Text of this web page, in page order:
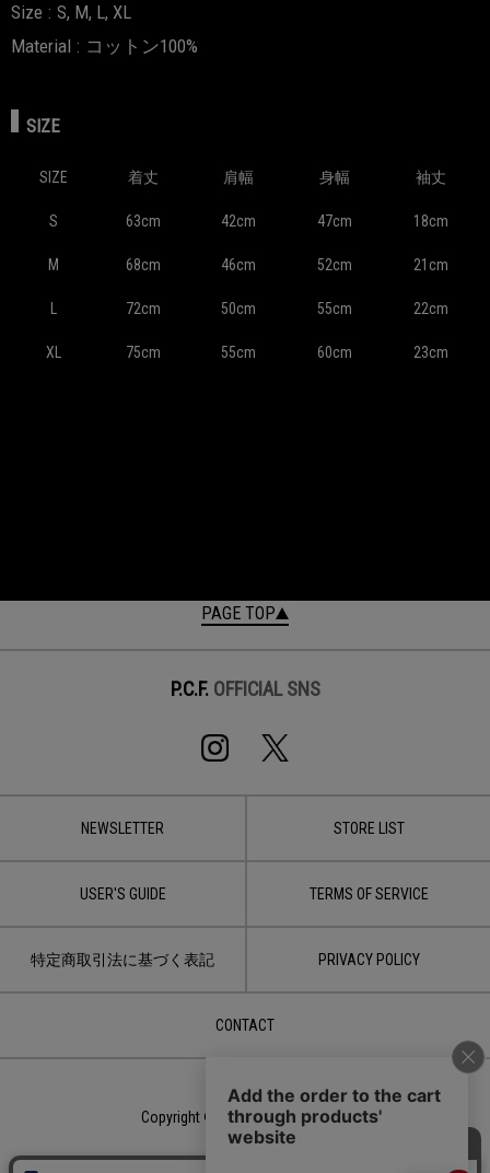
Size
S, M, L, XL
Material
コットン100%
SIZE
SIZE 着丈 肩幅 身幅 袖丈
S 63cm 42cm 47cm 18cm
M 68cm 46cm 52cm 21cm
72cm 50cm 55cm 22cm
XL 75cm 55cm 60cm 23cm
PAGE TOP
P.C.F. OFFICIAL SNS
NEWSLETTER STORE LIST
USER'S GUIDE TERMS OF SERVICE
特定商取引法に基づく表記 PRIVACY POLICY
CONTACT
Copyright © 2020 LDH JAPAN Inc.